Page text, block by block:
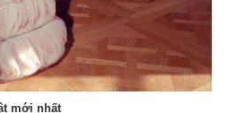
mới nhất